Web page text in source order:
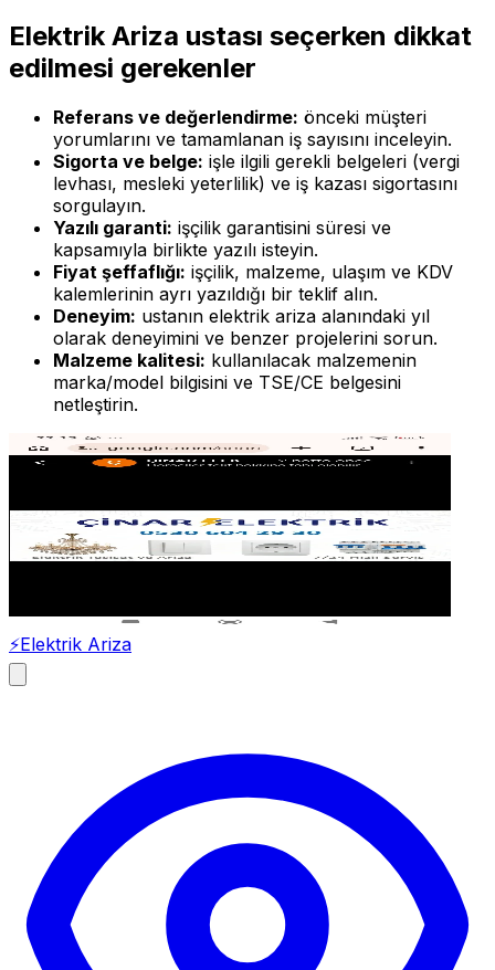
Elektrik Ariza ustası seçerken dikkat
edilmesi gerekenler
Referans ve değerlendirme: önceki müşteri
yorumlarını ve tamamlanan iş sayısını inceleyin.
Sigorta ve belge: işle ilgili gerekli belgeleri (vergi
levhası, mesleki yeterlilik) ve iş kazası sigortasını
sorgulayın.
Yazılı garanti: işçilik garantisini süresi ve
kapsamıyla birlikte yazılı isteyin.
Fiyat şeffaflığı: işçilik, malzeme, ulaşım ve KDV
kalemlerinin ayrı yazıldığı bir teklif alın.
Deneyim: ustanın elektrik ariza alanındaki yıl
olarak deneyimini ve benzer projelerini sorun.
Malzeme kalitesi: kullanılacak malzemenin
marka/model bilgisini ve TSE/CE belgesini
netleştirin.
⚡Elektrik Ariza